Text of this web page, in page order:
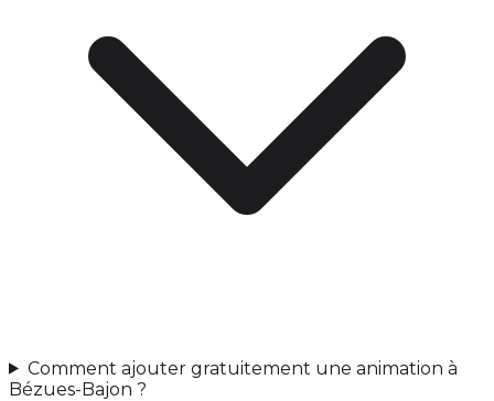
Comment ajouter gratuitement une animation à
Bézues-Bajon ?